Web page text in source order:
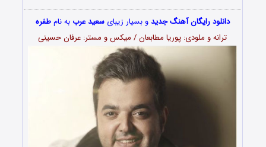
دانلود رایگان آهنگ جدیدو بسیار زیبای سعید عرب به نامطفره
ترانه و ملودی: پوریا مطابعان / میکس و مستر: عرفان حسینی